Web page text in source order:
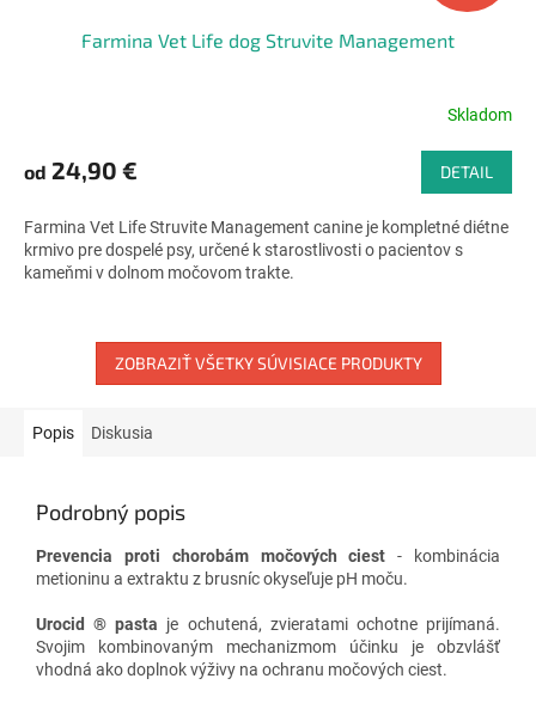
Farmina Vet Life dog Struvite Management
produktu
je
z
5
hviezdičiek.
Skladom
od 24,90 € DETAIL
Farmina Vet Life Struvite Management canine je kompletné diétne
krmivo pre dospelé psy, určené k starostlivosti o pacientov s
kameňmi v dolnom močovom trakte.
ZOBRAZIŤ VŠETKY SÚVISIACE PRODUKTY
Popis Diskusia
Podrobný popis
Prevencia proti chorobám močových ciest - kombinácia
metioninu a extraktu z brusníc okyseľuje pH moču.
Urocid ® pasta je ochutená, zvieratami ochotne prijímaná.
Svojim kombinovaným mechanizmom účinku je obzvlášť
vhodná ako doplnok výživy na ochranu močových ciest.